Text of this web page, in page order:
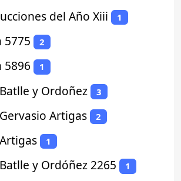
del Año Xiii 1
5775 2
5896 1
y Ordoñez 3
Artigas 2
1
y Ordóñez 2265 1